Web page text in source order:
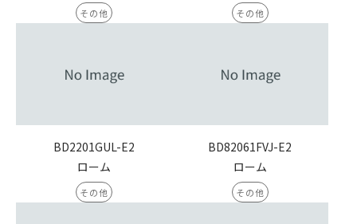
その他 その他
BD2201GUL-E2
ローム
その他
BD82061FVJ-E2
ローム
その他